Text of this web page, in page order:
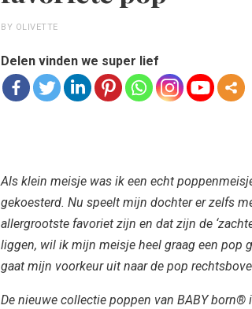
BY OLIVETTE
Delen vinden we super lief
Als klein meisje was ik een echt
gekoesterd. Nu speelt mijn dochter er zelfs
allergrootste favoriet zijn en dat zijn de
liggen, wil ik mijn meisje heel graag een pop
gaat mijn voorkeur uit naar de pop
De nieuwe collectie poppen van BABY born®